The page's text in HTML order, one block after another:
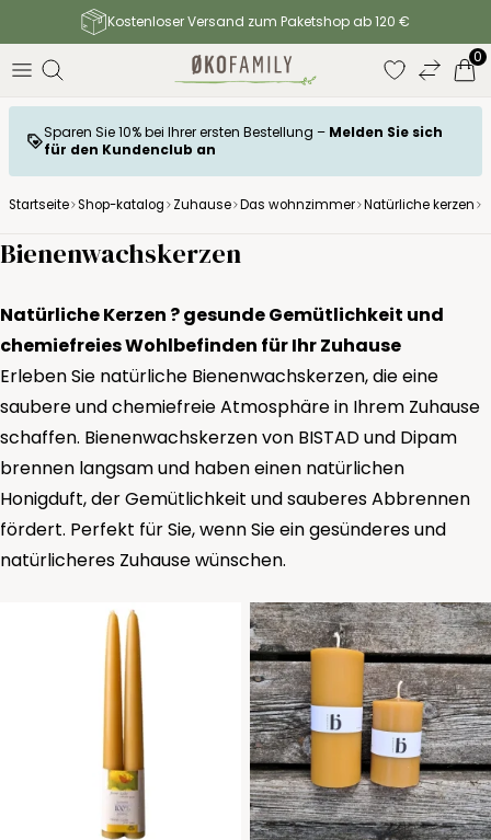
Kostenloser Versand zum Paketshop ab 120 €
0
Sparen Sie 10% bei Ihrer ersten Bestellung – Melden Sie sich
für den Kundenclub an
Startseite Shop-katalog Zuhause Das wohnzimmer Natürliche kerzen
Bienenwachskerzen
Natürliche Kerzen ? gesunde Gemütlichkeit und
chemiefreies Wohlbefinden für Ihr Zuhause
Erleben Sie natürliche Bienenwachskerzen, die eine
saubere und chemiefreie Atmosphäre in Ihrem Zuhause
schaffen. Bienenwachskerzen von BISTAD und Dipam
brennen langsam und haben einen natürlichen
Honigduft, der Gemütlichkeit und sauberes Abbrennen
fördert. Perfekt für Sie, wenn Sie ein gesünderes und
natürlicheres Zuhause wünschen.